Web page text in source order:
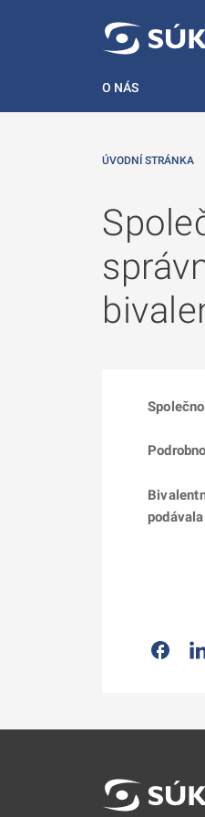
O NÁS
ÚVODNÍ STRÁNKA